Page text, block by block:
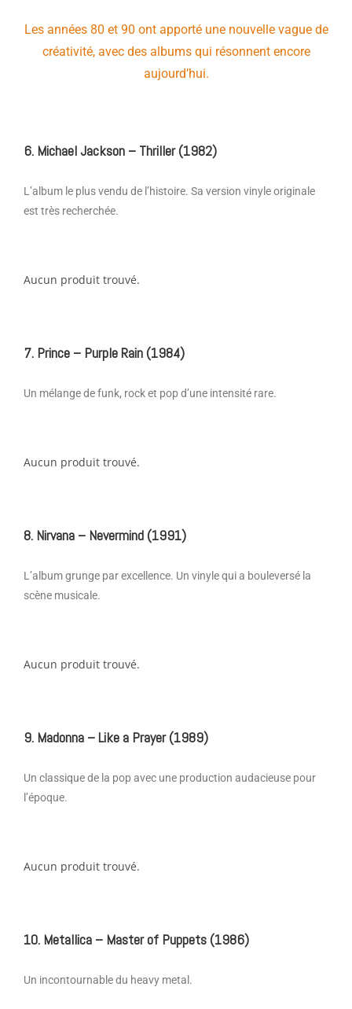
Les années 80 et 90 ont apporté une nouvelle vague de
créativité, avec des albums qui résonnent encore
aujourd’hui.
6. Michael Jackson – Thriller (1982)
L’album le plus vendu de l’histoire. Sa version vinyle originale
est très recherchée.
Aucun produit trouvé.
7. Prince – Purple Rain (1984)
Un mélange de funk, rock et pop d’une intensité rare.
Aucun produit trouvé.
8. Nirvana – Nevermind (1991)
L’album grunge par excellence. Un vinyle qui a bouleversé la
scène musicale.
Aucun produit trouvé.
9. Madonna – Like a Prayer (1989)
Un classique de la pop avec une production audacieuse pour
l’époque.
Aucun produit trouvé.
10. Metallica – Master of Puppets (1986)
Un incontournable du heavy metal.